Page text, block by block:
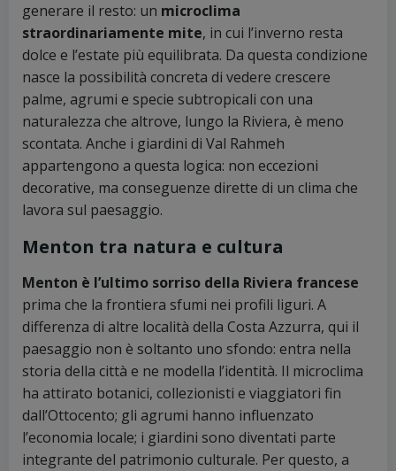
generare il resto: un microclima
straordinariamente mite, in cui l’inverno resta
dolce e l’estate più equilibrata. Da questa condizione
nasce la possibilità concreta di vedere crescere
palme, agrumi e specie subtropicali con una
naturalezza che altrove, lungo la Riviera, è meno
scontata. Anche i giardini di Val Rahmeh
appartengono a questa logica: non eccezioni
decorative, ma conseguenze dirette di un clima che
lavora sul paesaggio.
Menton tra natura e cultura
Menton è l’ultimo sorriso della Riviera francese
prima che la frontiera sfumi nei profili liguri. A
differenza di altre località della Costa Azzurra, qui il
paesaggio non è soltanto uno sfondo: entra nella
storia della città e ne modella l’identità. Il microclima
ha attirato botanici, collezionisti e viaggiatori fin
dall’Ottocento; gli agrumi hanno influenzato
l’economia locale; i giardini sono diventati parte
integrante del patrimonio culturale. Per questo, a